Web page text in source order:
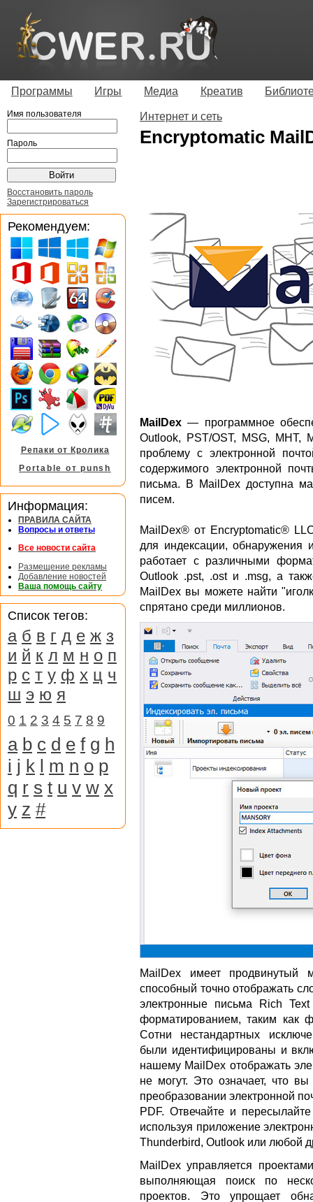
Программы Игры Медиа Креатив
Интернет и сеть
Encryptomatic
MailDex — программное
Outlook, PST/OST, MSG, MHT,
проблему с электронной
содержимого электронной
письма. В MailDex доступна
писем.
MailDex® от Encryptomatic®
для индексации, обнаружения
работает с различными
Outlook .pst, .ost и .msg, а
MailDex вы можете найти
спрятано среди миллионов.
MailDex имеет продвинутый
способный точно отображать
электронные письма Rich
форматированием, таким как
Сотни нестандартных
были идентифицированы и
нашему MailDex отображать
не могут. Это означает, что
преобразовании электронной
PDF. Отвечайте и
используя приложение
Thunderbird, Outlook или любой
MailDex управляется
выполняющая поиск по
проектов. Это упрощает
Имя пользователя
Пароль
Восстановить пароль
Зарегистрироваться
Рекомендуем:
Репаки от Кролика
Portable от punsh
Информация:
ПРАВИЛА САЙТА
Вопросы и ответы
Все новости сайта
Размещение рекламы
Добавление новостей
Ваша помощь сайту
Список тегов:
а б в г д е ж з
и й к л м н о п
р с т у ф х ц ч
ш э ю я
0 1 2 3 4 5 7 8 9
a b c d e f g h
i j k l m n o p
q r s t u v w x
y z #